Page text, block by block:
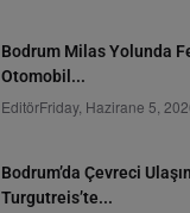
Bodrum Milas Yolunda
Otomobil...
EditörFriday, Hazirane 5,
Bodrum’da Çevreci
Turgutreis’te...